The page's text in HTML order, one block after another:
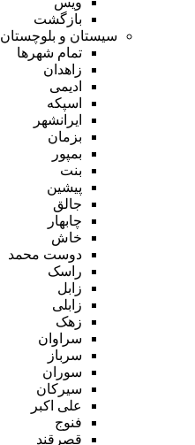
بازگشت
سیستان و بلوچستان
تمام شهر‌ها
زاهدان
ادیمی
اسپکه
ایرانشهر
بزمان
بمپور
بنت
پیشین
جالق
چابهار
خاش
دوست محمد
راسک
زابل
زابلی
زهک
سراوان
سرباز
سوران
سیرکان
علی اکبر
فنوج
قصرقند